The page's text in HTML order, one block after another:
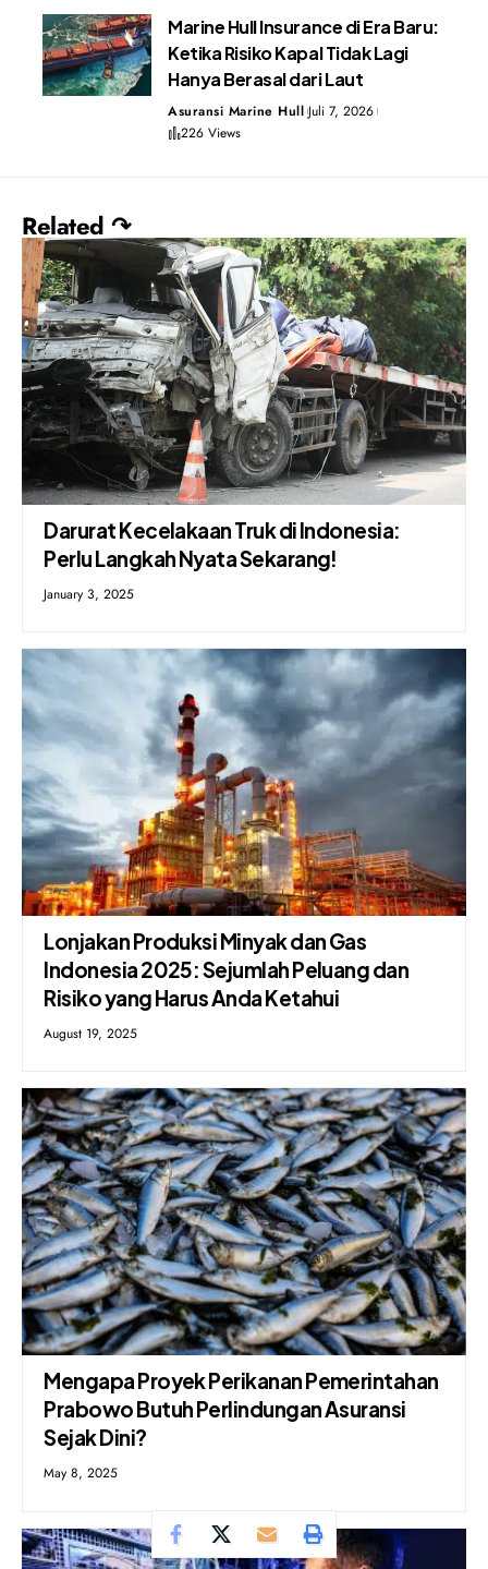
Marine Hull Insurance di Era Baru:
Ketika Risiko Kapal Tidak Lagi
Hanya Berasal dari Laut
Asuransi Marine Hull Juli 7, 2026
226 Views
Related ↷
Darurat Kecelakaan Truk di Indonesia:
Perlu Langkah Nyata Sekarang!
January 3, 2025
Lonjakan Produksi Minyak dan Gas
Indonesia 2025: Sejumlah Peluang dan
Risiko yang Harus Anda Ketahui
August 19, 2025
Mengapa Proyek Perikanan Pemerintahan
Prabowo Butuh Perlindungan Asuransi
Sejak Dini?
May 8, 2025